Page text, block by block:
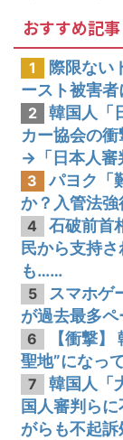
おすすめ記事
1
際限ない
ースト被害者
2
韓国人「
カー協会の衝
→「日本人審
3
パヨク「
か？入管法
4
石破前首
民から支持
も……
5
スマホゲ
が過去最多ペ
6
【衝撃
聖地”になって
7
韓国人「
国人審判ら
がらも不起訴